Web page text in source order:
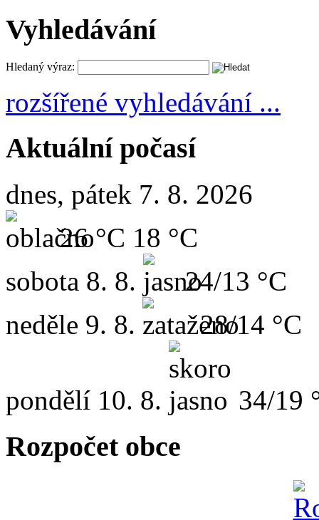
Vyhledávání
Hledaný výraz:
rozšířené vyhledávání ...
Aktuální počasí
dnes, pátek 7. 8. 2026
26 °C 18 °C
sobota 8. 8.
24/13 °C
neděle 9. 8. 28/14 °C
pondělí 10. 8. 34/19
Rozpočet obce